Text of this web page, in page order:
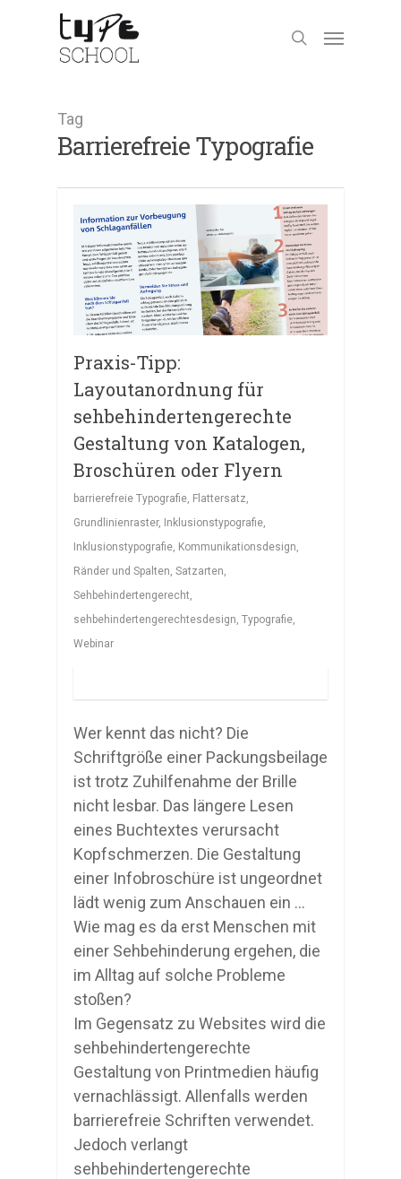
Tag
Barrierefreie Typografie
Praxis-Tipp:
Layoutanordnung für
sehbehindertengerechte
Gestaltung von Katalogen,
Broschüren oder Flyern
barrierefreie Typografie Flattersatz
Grundlinienraster, Inklusionstypografie
Inklusionstypografie Kommunikationsdesign
Ränder und Spalten Satzarten
Sehbehindertengerecht
sehbehindertengerechtesdesign Typografie
Webinar
Wer kennt das nicht? Die
Schriftgröße einer Packungsbeilage
ist trotz Zuhilfenahme der Brille
nicht lesbar. Das längere Lesen
eines Buchtextes verursacht
Kopfschmerzen. Die Gestaltung
einer Infobroschüre ist ungeordnet
lädt wenig zum Anschauen ein …
Wie mag es da erst Menschen mit
einer Sehbehinderung ergehen, die
im Alltag auf solche Probleme
stoßen?
Im Gegensatz zu Websites wird die
sehbehindertengerechte
Gestaltung von Printmedien häufig
vernachlässigt. Allenfalls werden
barrierefreie Schriften verwendet.
Jedoch verlangt
sehbehindertengerechte